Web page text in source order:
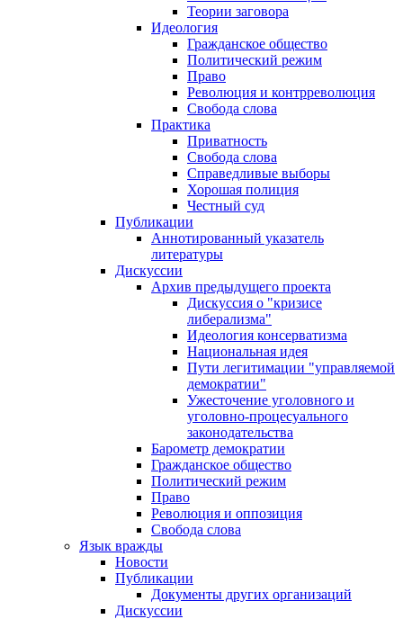
Теории заговора
Идеология
Гражданское общество
Политический режим
Право
Революция и контрреволюция
Свобода слова
Практика
Приватность
Свобода слова
Справедливые выборы
Хорошая полиция
Честный суд
Публикации
Аннотированный указатель
литературы
Дискуссии
Архив предыдущего проекта
Дискуссия о "кризисе
либерализма"
Идеология консерватизма
Национальная идея
Пути легитимации "управляемой
демократии"
Ужесточение уголовного и
уголовно-процесуального
законодательства
Барометр демократии
Гражданское общество
Политический режим
Право
Революция и оппозиция
Свобода слова
Язык вражды
Новости
Публикации
Документы других организаций
Дискуссии